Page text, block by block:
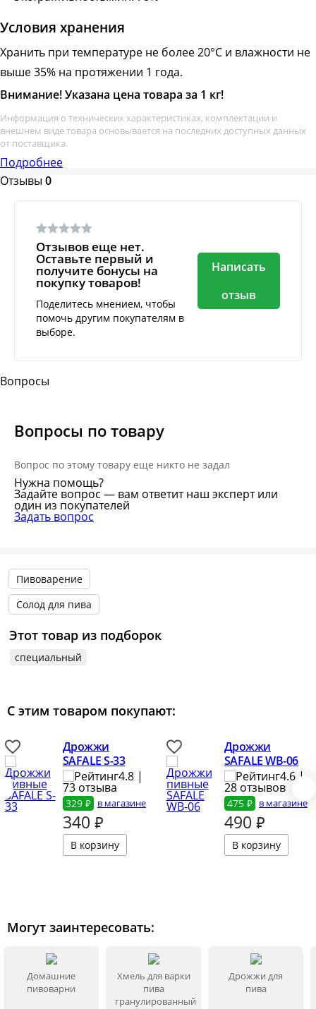
Условия хранения
Хранить при температуре не более 20°С и влажности не
выше 35% на протяжении 1 года.
Внимание! Указана цена товара за 1 кг!
Информация о технических характеристиках, комплектации и
внешнем виде товара основывается на последних доступных данных
от поставщика.
Подробнее
Отзывы 0
Отзывов еще нет.
Оставьте первый и
получите бонусы на
покупку товаров!
Поделитесь мнением, чтобы
помочь другим покупателям в
выборе.
Написать
отзыв
Вопросы
Вопросы по товару
Вопрос по этому товару еще никто не задал
Нужна помощь?
Задайте вопрос — вам ответит наш эксперт или
один из покупателей
Задать вопрос
Пивоварение
Солод для пива
Этот товар из подборок
специальный
С этим товаром покупают:
Дрожжи
SAFALE S-33
4.8 |
73 отзыва
329 ₽ в магазине
340 ₽
Дрожжи
SAFALE WB-06
4.6 |
28 отзывов
475 ₽ в магазине
490 ₽
Могут заинтересовать:
Домашние
пивоварни
Хмель для варки
пива
гранулированный
Дрожжи для
пива